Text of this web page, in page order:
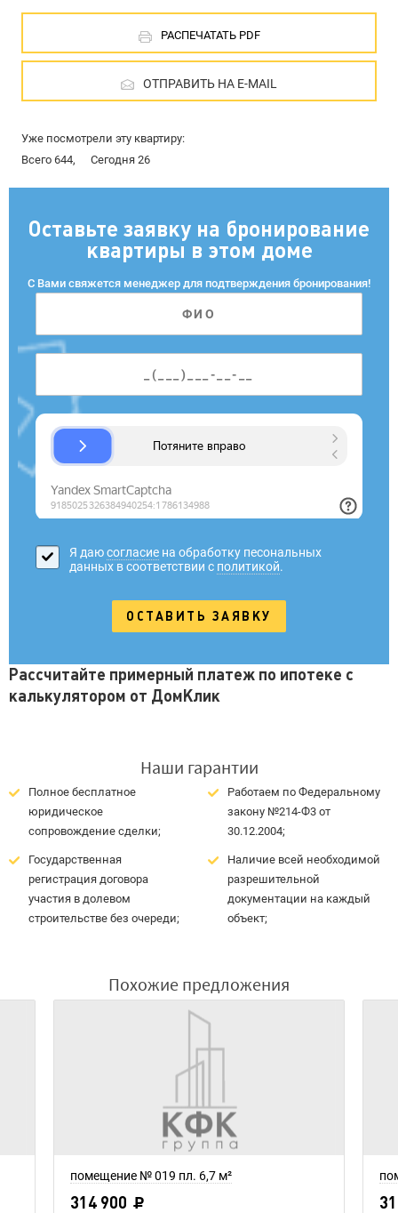
РАСПЕЧАТАТЬ PDF
ОТПРАВИТЬ НА E-MAIL
Уже посмотрели эту квартиру:
Всего 644,
Сегодня 26
Оставьте заявку на бронирование
квартиры в этом доме
С Вами свяжется менеджер для подтверждения бронирования!
Я даюсогласие на обработку песональных
данных в соответствии с политикой.
Рассчитайте примерный платеж по ипотеке с
калькулятором от ДомКлик
Наши гарантии
Полное бесплатное
юридическое
сопровождение сделки;
Государственная
регистрация договора
участия в долевом
строительстве без очереди;
Работаем по Федеральному
закону №214-Ф3 от
30.12.2004;
Наличие всей необходимой
разрешительной
документации на каждый
объект;
Похожие предложения
помещение № 019 пл. 6,7 м²
314 900